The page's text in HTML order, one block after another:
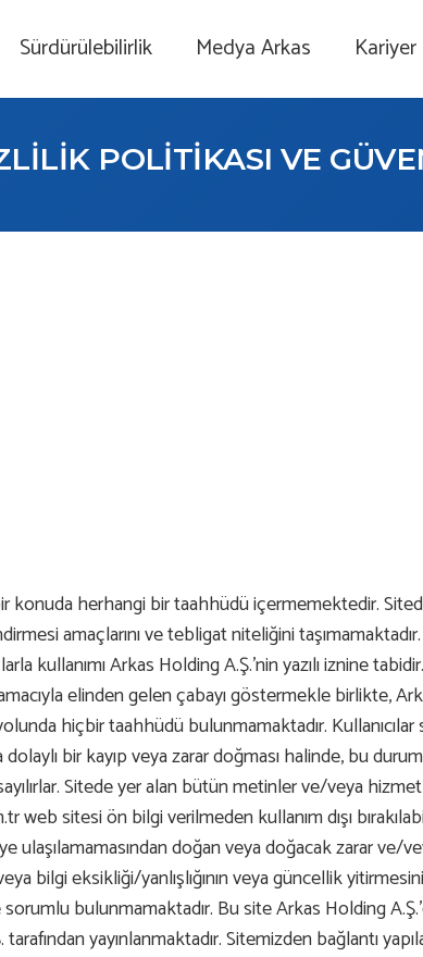
Sürdürülebilirlik Medya Arkas Kariyer
POLİTİKASI VE
konuda herhangi bir taahhüdü içermemektedir.
amaçlarını ve tebligat niteliğini
kullanımı Arkas Holding A.Ş.’nin yazılı iznine
elinden gelen çabayı göstermekle birlikte,
hiçbir taahhüdü bulunmamaktadır.
bir kayıp veya zarar doğması halinde, bu
Sitede yer alan bütün metinler ve/veya
sitesi ön bilgi verilmeden kullanım dışı
ulaşılamamasından doğan veya doğacak zarar ve/
eksikliği/yanlışlığının veya güncellik
bulunmamaktadır. Bu site Arkas Holding
yayınlanmaktadır. Sitemizden bağlantı